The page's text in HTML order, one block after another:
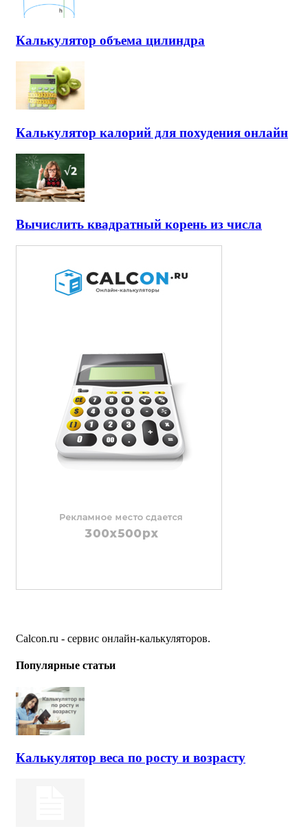
Калькулятор объема цилиндра
Калькулятор калорий для похудения онлайн
Вычислить квадратный корень из числа
Calcon.ru - сервис онлайн-калькуляторов.
Популярные статьи
Калькулятор веса по росту и возрасту